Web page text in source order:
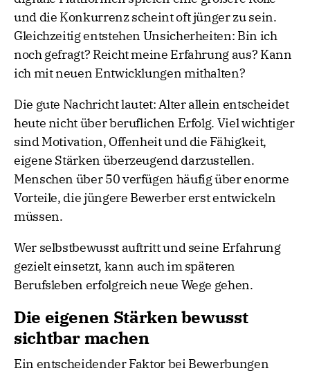
und die Konkurrenz scheint oft jünger zu sein.
Gleichzeitig entstehen Unsicherheiten: Bin ich
noch gefragt? Reicht meine Erfahrung aus? Kann
ich mit neuen Entwicklungen mithalten?
Die gute Nachricht lautet: Alter allein entscheidet
heute nicht über beruflichen Erfolg. Viel wichtiger
sind Motivation, Offenheit und die Fähigkeit,
eigene Stärken überzeugend darzustellen.
Menschen über 50 verfügen häufig über enorme
Vorteile, die jüngere Bewerber erst entwickeln
müssen.
Wer selbstbewusst auftritt und seine Erfahrung
gezielt einsetzt, kann auch im späteren
Berufsleben erfolgreich neue Wege gehen.
Die eigenen Stärken bewusst
sichtbar machen
Ein entscheidender Faktor bei Bewerbungen